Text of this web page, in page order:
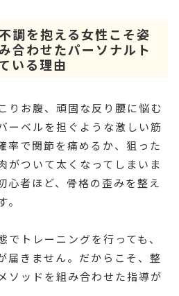
調を抱える女性こそ姿
合わせたパーソナルト
いる理由
りお腹、頑固な反り腰に悩む
ーベルを担ぐような激しい筋
率で関節を痛めるか、狙った
がついて太くなってしまいま
心者ほど、骨格の歪みを整え
でトレーニングを行っても、
届きません。だからこそ、整
ソッドを組み合わせた指導が